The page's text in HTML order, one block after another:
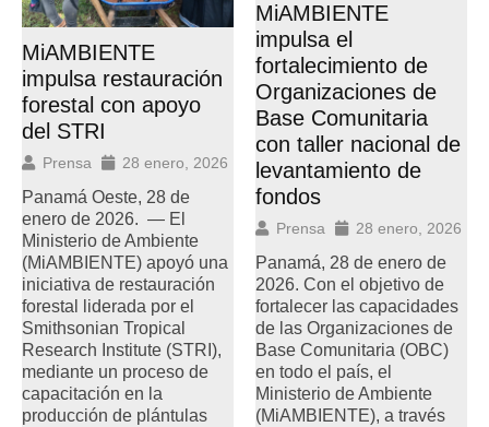
MiAMBIENTE
impulsa restauración
forestal con apoyo
del STRI
Prensa 28 enero, 2026
Panamá Oeste, 28 de
enero de 2026. — El
Ministerio de Ambiente
(MiAMBIENTE) apoyó una
iniciativa de restauración
forestal liderada por el
Smithsonian Tropical
Research Institute (STRI),
mediante un proceso de
capacitación en la
producción de plántulas
MiAMBIENTE
impulsa el
fortalecimiento de
Organizaciones de
Base Comunitaria
con taller nacional de
levantamiento de
fondos
Prensa 28 enero, 2026
Panamá, 28 de enero de
2026. Con el objetivo de
fortalecer las capacidades
de las Organizaciones de
Base Comunitaria (OBC)
en todo el país, el
Ministerio de Ambiente
(MiAMBIENTE), a través